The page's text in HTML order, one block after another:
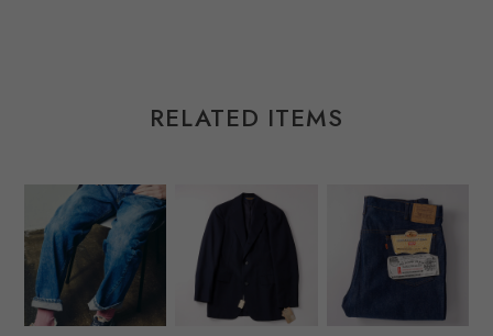
RELATED ITEMS